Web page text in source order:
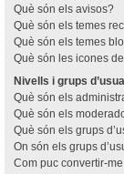
Què són els avisos?
Què són els temes
Què són els temes
Què són les icones
Nivells i grups
Què són els
Què són els
Què són els grups
On són els grups
Com puc convertir-